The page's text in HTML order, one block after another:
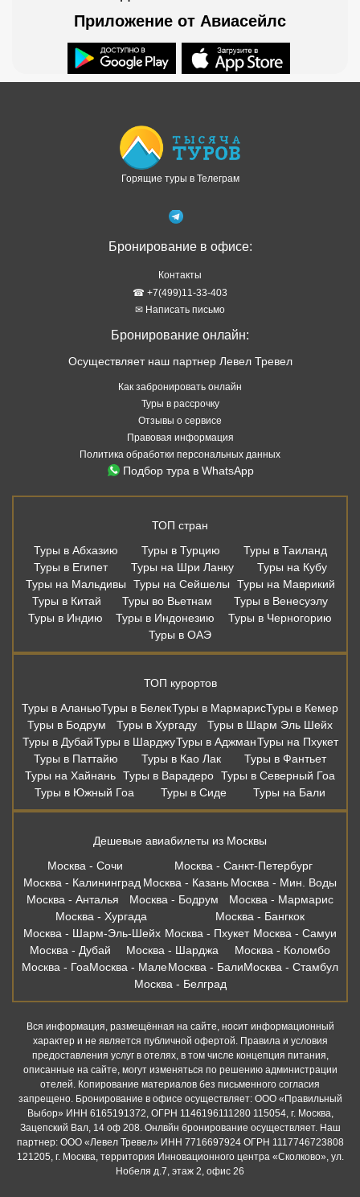
Горящие туры в Телеграм
☎ +7(499)11-33-403
✉ Написать письмо
Бронирование онлайн:
Туры в рассрочку
Правовая информация
Политика обработки персональных данных
Подбор тура в WhatsApp
ТОП стран
Туры в Турцию
Туры на Шри Ланку
Туры на Сейшелы
Туры во Вьетнам
Туры в Индию
Туры в Индонезию
Туры в Черногорию
Туры в ОАЭ
ТОП курортов
Туры в АланьюТуры в Белек Туры в МармарисТуры в Кемер
Туры в Бодрум
Туры в Хургаду
Туры в Шарм Эль Шейх
Туры в ДубайТуры в Шарджу Туры в АджманТуры на Пхукет
Туры в Паттайю
Туры в Као Лак
Туры в Фантьет
Туры на Хайнань Туры в Варадеро
Туры в Северный Гоа
Туры в Сиде
Дешевые авиабилеты из Москвы
Москва - Сочи
Москва - Санкт-Петербург
Москва - Калининград Москва - Казань Москва - Мин. Воды
Москва - Анталья
Москва - Бодрум
Москва - Мармарис
Москва - Хургада
Москва - Бангкок
Москва - Шарм-Эль-Шейх Москва - Пхукет Москва - Самуи
Москва - Дубай
Москва - Шарджа
Москва - Коломбо
Москва - ГоаМосква - МалеМосква - БалиМосква - Стамбул
Вся информация, размещённая на сайте, носит информационный
характер и не является публичной офертой. Правила и условия
предоставления услуг в отелях, в том числе концепция питания,
описанные на сайте, могут изменяться по решению администрации
отелей. Копирование материалов без письменного согласия
запрещено. Бронирование в офисе осуществляет: ООО «Правильный
Выбор» ИНН 6165191372, ОГРН 1146196111280 115054, г. Москва,
Зацепский Вал, 14 оф 208. Онлвйн бронирование осуществляет. Наш
партнер: ООО «Левел Тревел» ИНН 7716697924 ОГРН 1117746723808
121205, г. Москва, территория Инновационного центра «Сколково», ул.